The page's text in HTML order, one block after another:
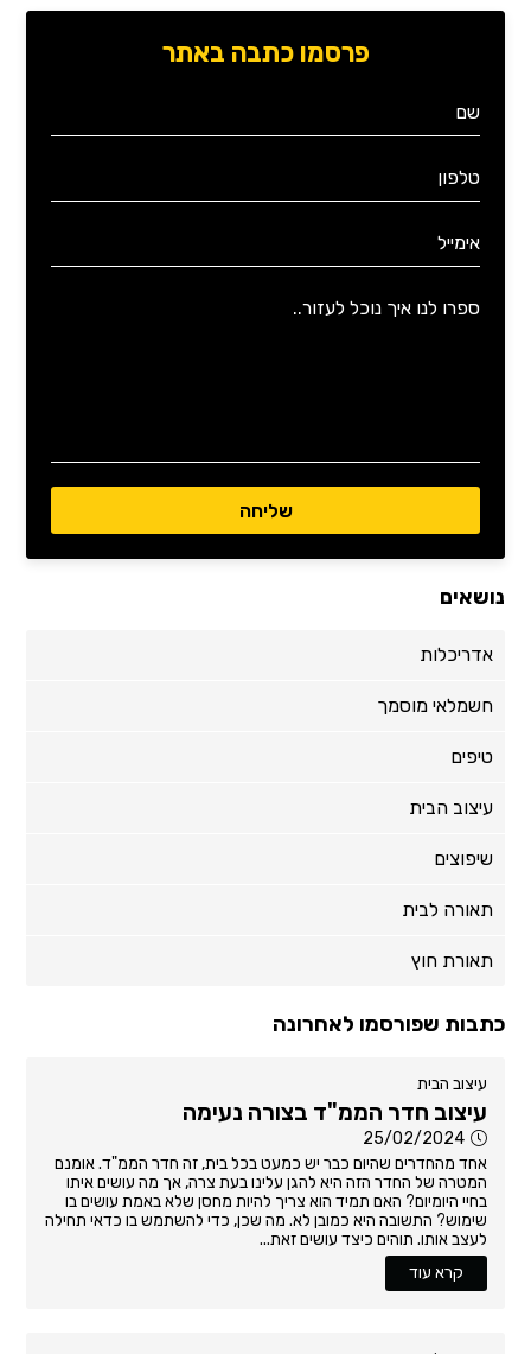
פרסמו כתבה באתר
נושאים
אדריכלות
חשמלאי מוסמך
טיפים
עיצוב הבית
שיפוצים
תאורה לבית
תאורת חוץ
כתבות שפורסמו לאחרונה
עיצוב הבית
עיצוב חדר הממ"ד בצורה נעימה
25/02/2024
אחד מהחדרים שהיום כבר יש כמעט בכל בית, זה חדר הממ"ד. אומנם
המטרה של החדר הזה היא להגן עלינו בעת צרה, אך מה עושים איתו
בחיי היומיום? האם תמיד הוא צריך להיות מחסן שלא באמת עושים בו
שימוש? התשובה היא כמובן לא. מה שכן, כדי להשתמש בו כדאי תחילה
לעצב אותו. תוהים כיצד עושים זאת...
קרא עוד